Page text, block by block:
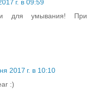
г. в 09:59
для умывания! При
2017 г. в 10:10
:)